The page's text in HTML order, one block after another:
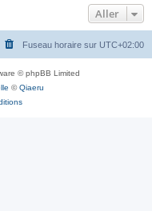
Aller
Fuseau horaire sur UTC+02:00
© phpBB Limited
©Qiaeru